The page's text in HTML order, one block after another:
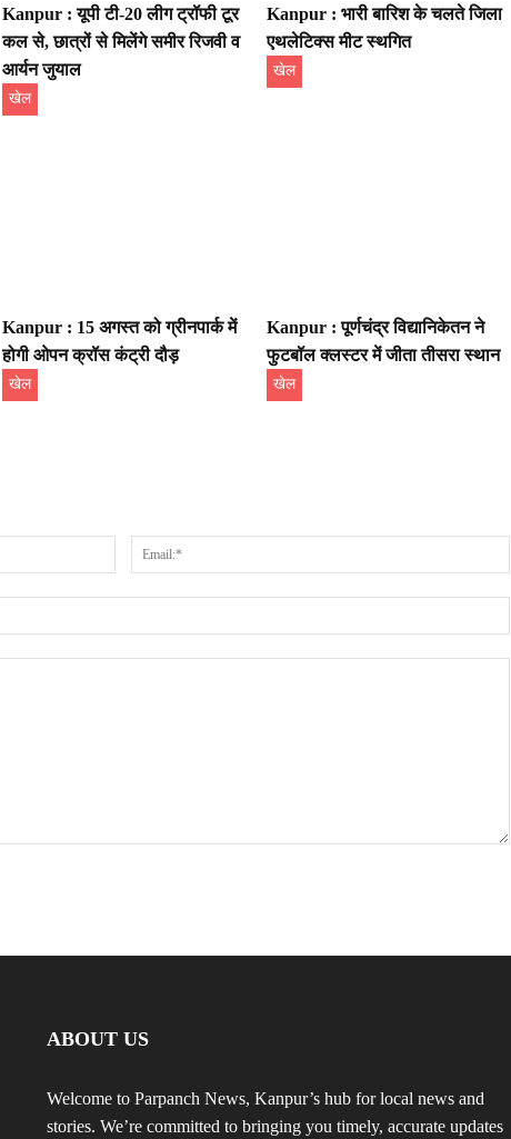
Kanpur : यूपी टी-20 लीग ट्रॉफी टूर
कल से, छात्रों से मिलेंगे समीर रिजवी व
आर्यन जुयाल
खेल
Kanpur : भारी बारिश के चलते जिला
एथलेटिक्स मीट स्थगित
खेल
Kanpur : 15 अगस्त को ग्रीनपार्क में
होगी ओपन क्रॉस कंट्री दौड़
खेल
Kanpur : पूर्णचंद्र विद्यानिकेतन ने
फुटबॉल क्लस्टर में जीता तीसरा स्थान
खेल
Name:*
ABOUT US
Welcome to Parpanch News, Kanpur’s hub for local news and
stories. We’re committed to bringing you timely, accurate updates